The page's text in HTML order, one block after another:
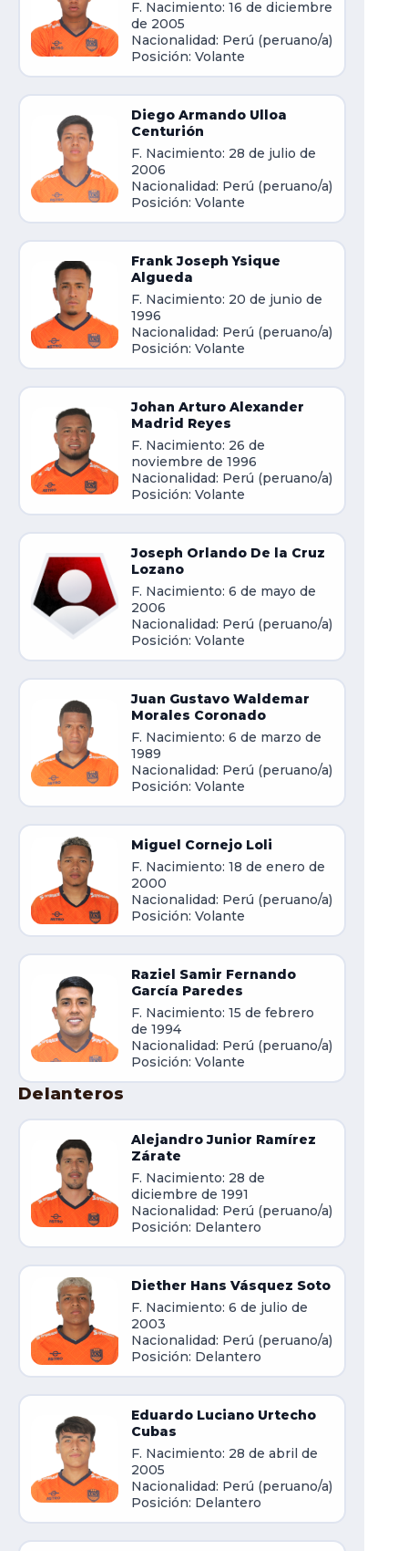
F. Nacimiento: 16 de diciembre
de 2005
Nacionalidad: Perú (peruano/a)
Posición: Volante
Diego Armando Ulloa
Centurión
F. Nacimiento: 28 de julio de
2006
Nacionalidad: Perú (peruano/a)
Posición: Volante
Frank Joseph Ysique
Algueda
F. Nacimiento: 20 de junio de
1996
Nacionalidad: Perú (peruano/a)
Posición: Volante
Johan Arturo Alexander
Madrid Reyes
F. Nacimiento: 26 de
noviembre de 1996
Nacionalidad: Perú (peruano/a)
Posición: Volante
Joseph Orlando De la Cruz
Lozano
F. Nacimiento: 6 de mayo de
2006
Nacionalidad: Perú (peruano/a)
Posición: Volante
Juan Gustavo Waldemar
Morales Coronado
F. Nacimiento: 6 de marzo de
1989
Nacionalidad: Perú (peruano/a)
Posición: Volante
Miguel Cornejo Loli
F. Nacimiento: 18 de enero de
2000
Nacionalidad: Perú (peruano/a)
Posición: Volante
Raziel Samir Fernando
García Paredes
F. Nacimiento: 15 de febrero
de 1994
Nacionalidad: Perú (peruano/a)
Posición: Volante
Delanteros
Alejandro Junior Ramírez
Zárate
F. Nacimiento: 28 de
diciembre de 1991
Nacionalidad: Perú (peruano/a)
Posición: Delantero
Diether Hans Vásquez Soto
F. Nacimiento: 6 de julio de
2003
Nacionalidad: Perú (peruano/a)
Posición: Delantero
Eduardo Luciano Urtecho
Cubas
F. Nacimiento: 28 de abril de
2005
Nacionalidad: Perú (peruano/a)
Posición: Delantero